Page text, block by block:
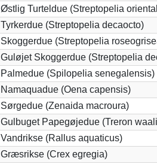
Østlig Turteldue (Streptopelia
Tyrkerdue (Streptopelia decaocto)
Skoggerdue (Streptopelia
Guløjet Skoggerdue (Streptopelia
Palmedue (Spilopelia senegalensis)
Namaquadue (Oena capensis)
Sørgedue (Zenaida macroura)
Gulbuget Papegøjedue (Treron
Vandrikse (Rallus aquaticus)
Græsrikse (Crex egregia)